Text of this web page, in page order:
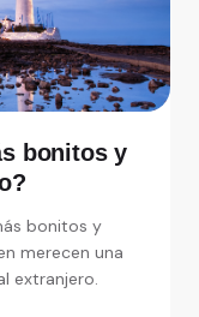
bonitos y
bonitos y
merecen una
extranjero.